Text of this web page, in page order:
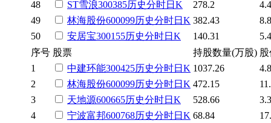
48
ST雪浪300385历史分时日K 278.2
49
林海股份600099历史分时日K 382.43
50
安居宝300155历史分时日K 140.31
序号 股票 持股数量(万股)
1
中建环能300425历史分时日K 1037.26
2
林海股份600099历史分时日K 472.15
3
天地源600665历史分时日K 528.66
4
宁波富邦600768历史分时日K 68.84